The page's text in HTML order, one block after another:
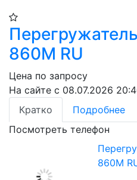
860M RU
Цена по запросу
На сайте с 08.07.2026
Кратко
Подробнее
Посмотреть телефон
860M